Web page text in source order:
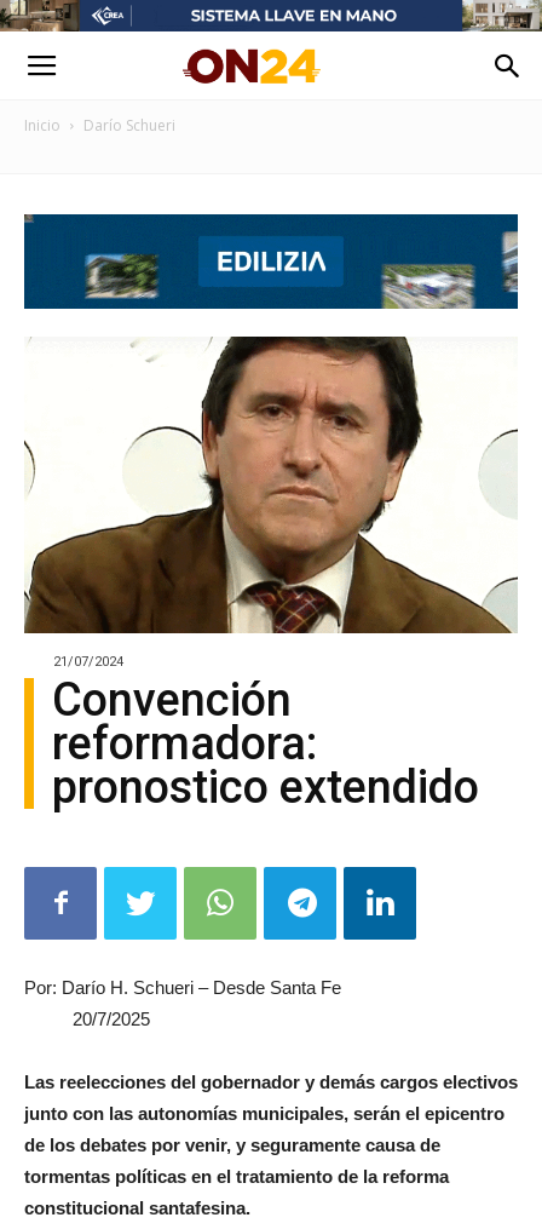
Inicio Darío Schueri
21/07/2024
Convención
reformadora:
pronostico extendido
Por: Darío H. Schueri – Desde Santa Fe
20/7/2025
Las reelecciones del gobernador y demás cargos electivos
junto con las autonomías municipales, serán el epicentro
de los debates por venir, y seguramente causa de
tormentas políticas en el tratamiento de la reforma
constitucional santafesina.